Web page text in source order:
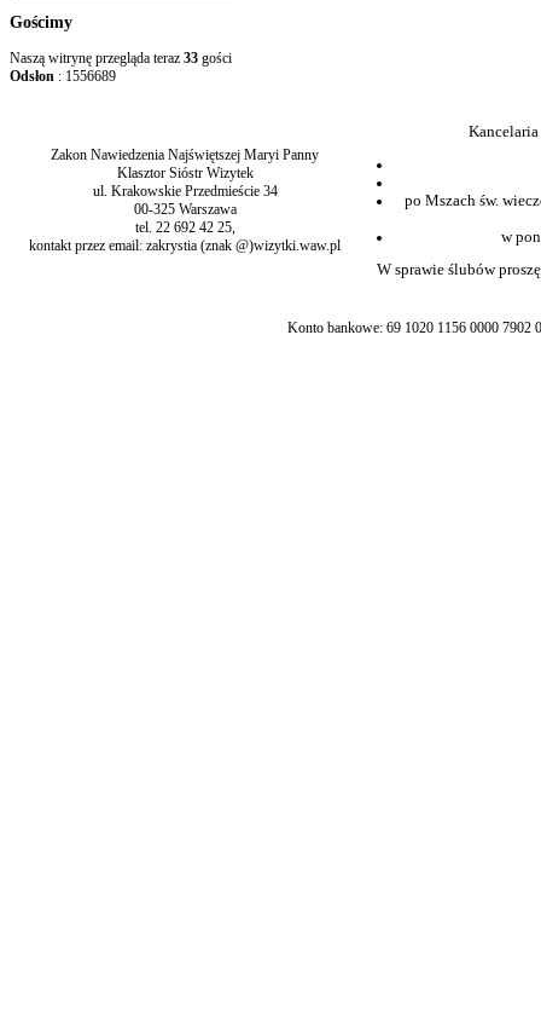
Gościmy
Naszą witrynę przegląda teraz 33 gości
Odsłon : 1556689
Zakon Nawiedzenia Najświętszej Maryi Panny
Klasztor Sióstr Wizytek
ul. Krakowskie Przedmieście 34
00-325 Warszawa
tel. 22 692 42 25,
kontakt przez email: zakrystia (znak @)wizytki.waw.pl
po Mszach św.
w
W sprawie ślubów
Konto bankowe: 69 1020 1156 0000 7902